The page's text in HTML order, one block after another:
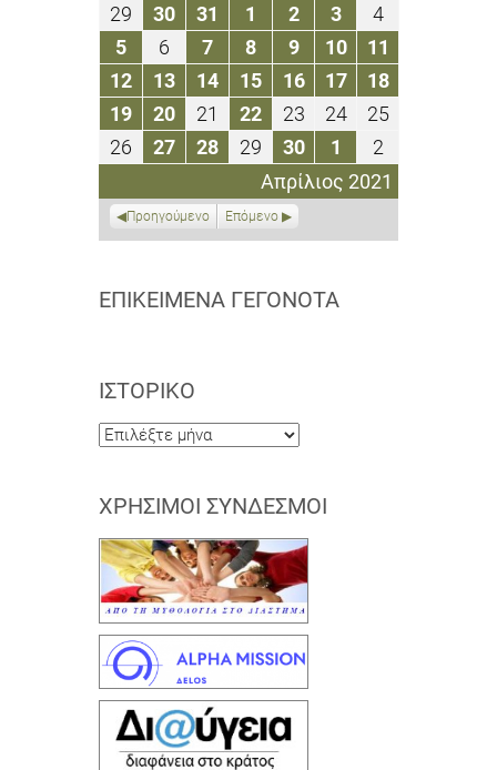
Απρίλιος 2021
29
Μαρτίου
2021
3030
Μαρτίου
2021
31
Μαρτίου
2021
1
Απριλίου
2021
22
Απριλίου
2021
33
Απριλίου
2021
44
Απριλίου
2021
55
Απριλίου
2021
6
Απριλίου
2021
77
Απριλίου
2021
88
Απριλίου
2021
99
Απριλίου
2021
1010
Απριλίου
2021
11
Απριλίου
2021
1212
Απριλίου
2021
1313
Απριλίου
2021
1414
Απριλίου
2021
1515
Απριλίου
2021
1616
Απριλίου
2021
1717
Απριλίου
2021
1818
Απριλίου
2021
1919
Απριλίου
2021
2020
Απριλίου
2021
21
Απριλίου
2021
2222
Απριλίου
2021
2323
Απριλίου
2021
2424
Απριλίου
2021
2525
2021
26
Απριλίου
2727
Απριλίου
2828
Απριλίου
2021
29
Απριλίου
2021
3030
Απριλίου
2021
1
Μαΐου
2021
22
Μαΐου
2021
Προηγούμενο Επόμενο
ΕΠΙΚΕΊΜΕΝΑ ΓΕΓΟΝΌΤΑ
ΙΣΤΟΡΙΚΌ
Ιστορικό
ΧΡΉΣΙΜΟΙ ΣΎΝΔΕΣΜΟΙ